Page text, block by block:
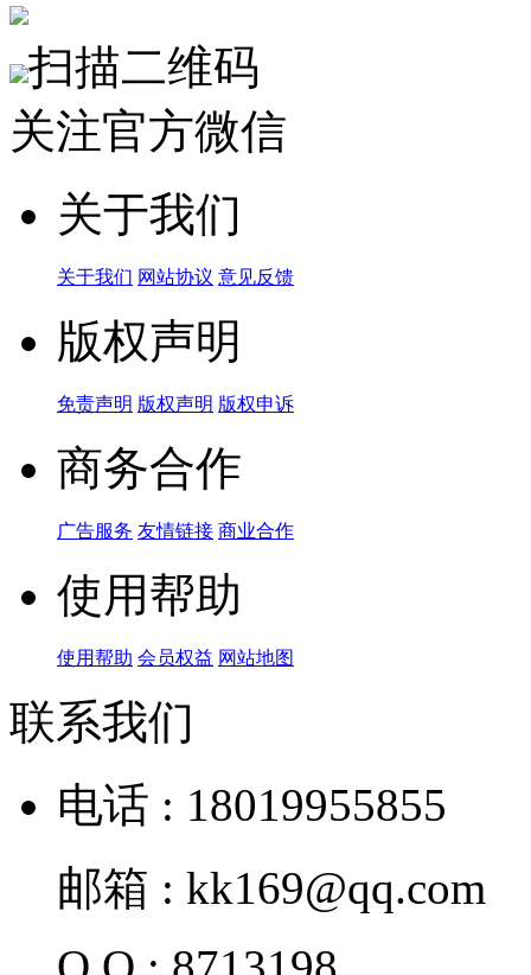
扫描二维码
关注官方微信
关于我们
关于我们 网站协议 意见反馈
版权声明
免责声明 版权声明 版权申诉
商务合作
广告服务 友情链接 商业合作
使用帮助
使用帮助 会员权益 网站地图
联系我们
电话 : 18019955855
邮箱 : kk169@qq.com